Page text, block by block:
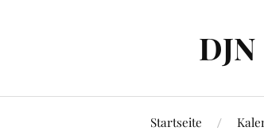
Startseite